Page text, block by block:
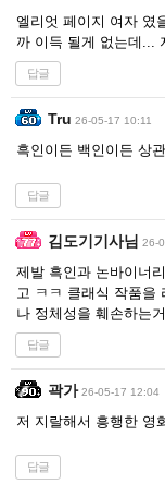
엘리엇 페이지 여자 였
까 이득 될게 없는데...
답글
Tru 26-05-17 10:11
흑인이든 백인이든 상
답글
김도기기사님 26-
제발 흑인과 논바이너
고 ㅋㅋ 클래식 작품을
나 정체성을 훼손하는
답글
곽가 26-05-17 12:04
저 지랄해서 흥행한 영
답글